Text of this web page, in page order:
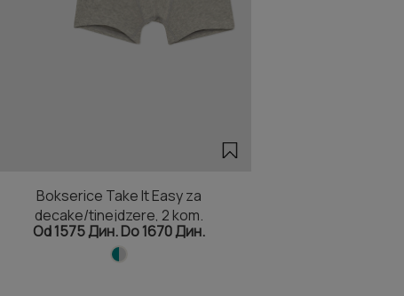
Bokserice Take It Easy za
decake/tinejdzere, 2 kom.
Od 1575 Дин. Do 1670 Дин.